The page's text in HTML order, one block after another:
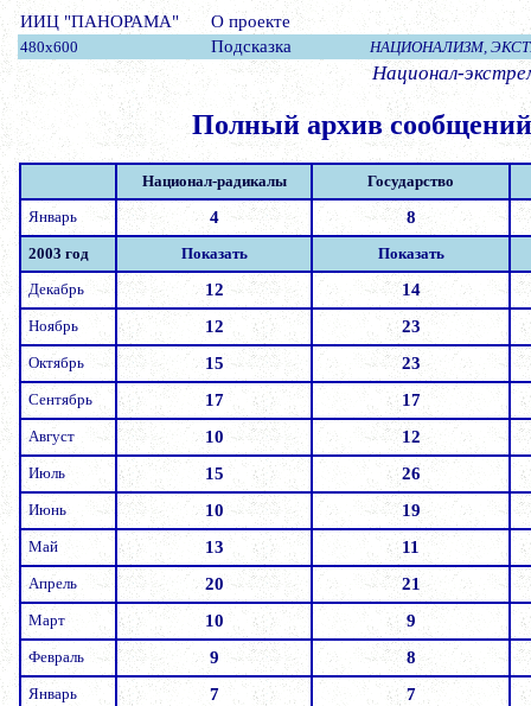
ИИЦ "ПАНОРАМА" О проекте
480x600 Подсказка НАЦИОНАЛИЗМ,
Национал-
Полный архив сообщений
Национал-радикалы
Государство
Январь
4 8
2003 год Показать
Показать
Декабрь
12 14
Ноябрь 12 23
Октябрь 15 23
Сентябрь 17 17
Август 10 12
Июль 15 26
Июнь 10 19
Май 13 11
Апрель 20 21
Март 10 9
Февраль 9 8
Январь 7 7